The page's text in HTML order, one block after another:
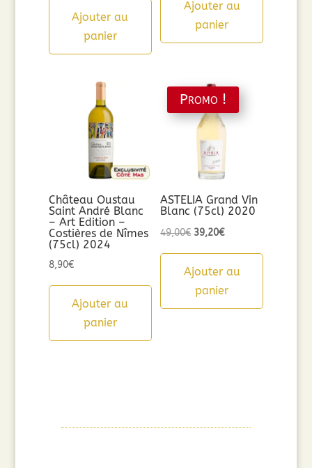
Ajouter au
panier
Ajouter au
panier
Château Oustau
Saint André Blanc
– Art Edition –
Costières de Nîmes
(75cl) 2024
8,90€
Ajouter au
panier
Promo !
ASTELIA Grand Vin
Blanc (75cl) 2020
49,00€ Le
initial
était :
39,20€Le
actuel
est :
Ajouter au
panier